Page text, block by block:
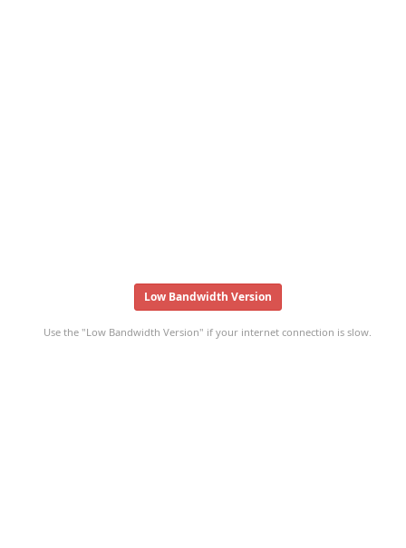
Low Bandwidth Version
Use the "Low Bandwidth Version" if your internet connection is slow.